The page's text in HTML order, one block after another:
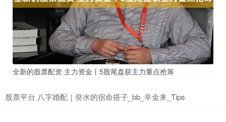
全新的股票配资 主力资金丨5股尾盘获主力重点抢筹
股票平台 八字婚配｜癸水的宿命搭子_bb_辛金来_Tips